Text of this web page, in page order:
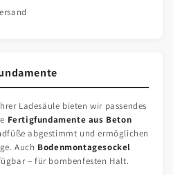
Ladesäule bieten wir passendes
Fertigfundamente aus Beton
abgestimmt und ermöglichen
Auch Bodenmontagesockel
– für bombenfesten Halt.